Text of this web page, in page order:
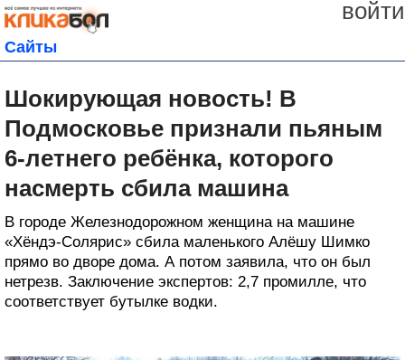
войти
Сайты
Шокирующая новость! В
Подмосковье признали пьяным
6-летнего ребёнка, которого
насмерть сбила машина
В городе Железнодорожном женщина на машине
«Хёндэ-Солярис» сбила маленького Алёшу Шимко
прямо во дворе дома. А потом заявила, что он был
нетрезв. Заключение экспертов: 2,7 промилле, что
соответствует бутылке водки.